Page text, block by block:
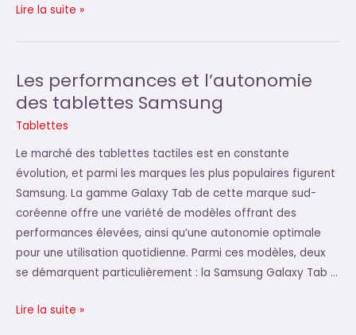
Nettoyage
comment
nettoyer
efficacement
votre
tablette
tactile
?
Lire la suite »
Les performances et l’autonomie
des tablettes Samsung
Tablettes
Le marché des tablettes tactiles est en constante
évolution, et parmi les marques les plus populaires figurent
Samsung. La gamme Galaxy Tab de cette marque sud-
coréenne offre une variété de modèles offrant des
performances élevées, ainsi qu’une autonomie optimale
pour une utilisation quotidienne. Parmi ces modèles, deux
se démarquent particulièrement : la Samsung Galaxy Tab …
Les
Lire la suite »